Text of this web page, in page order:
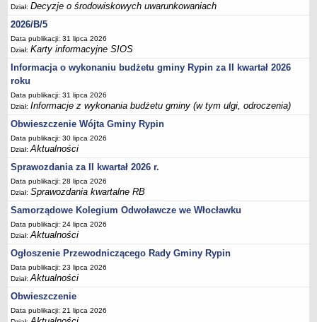
FINANSE GMINY
Budżet
Zmiany budżetu
Wieloletnia Prognoza Finansowa
Majątek gminy
Majątek jednostek organizacyjnych
Dług publiczny
Realizacja inwestycji
Sprawozdania z wykonania budżetu
Sprawozdania kwartalne RB
Sprawozdania finansowe
Informacje z wykonania budżetu gminy (w tym ulgi, odroczenia)
Interpretacje indywidualne
SPRAWY DO ZAŁATWIENIA
BUDOWA PRZYDOMOWYCH OCZYSZCZALNI ŚCIEKÓW -
DOFINANSOWANIE
Preferencyjny zakup węgla
Dział:Decyzje o środowiskowych uwarunkowaniach
2026/B/5
Data publikacji: 31 lipca 2026
Dział:Karty informacyjne SIOS
Informacja o wykonaniu budżetu gminy Rypin za II kwartał 2026
roku
Data publikacji: 31 lipca 2026
Dział:Informacje z wykonania budżetu gminy (w tym ulgi, odroczenia)
Obwieszczenie Wójta Gminy Rypin
Data publikacji: 30 lipca 2026
Dział:Aktualności
Sprawozdania za II kwartał 2026 r.
Data publikacji: 28 lipca 2026
Dział:Sprawozdania kwartalne RB
Samorządowe Kolegium Odwoławcze we Włocławku
Data publikacji: 24 lipca 2026
Dział:Aktualności
Ogłoszenie Przewodniczącego Rady Gminy Rypin
Data publikacji: 23 lipca 2026
Dział:Aktualności
Obwieszczenie
Data publikacji: 21 lipca 2026